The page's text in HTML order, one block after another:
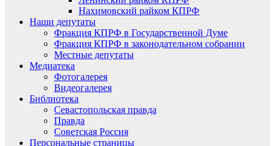
Нахимовский райком КПРФ
Наши депутаты
Фракция КПРФ в Государственной Думе
Фракция КПРФ в законодательном собрании
Местные депутаты
Медиатека
Фотогалерея
Видеогалерея
Библиотека
Севастопольская правда
Правда
Советская Россия
Персональные страницы